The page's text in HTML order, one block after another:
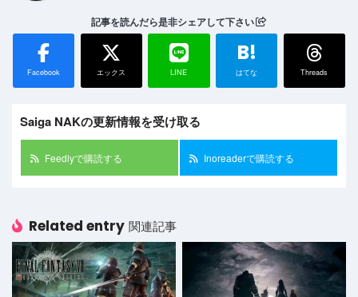
記事を読んだら是非シェアして下さい
Facebook エックス LINE
B!
はてな Threads
Saiga NAKの更新情報を受け取る
Feedlyで購読する Inoreaderで購読する
Related entry 関連記事